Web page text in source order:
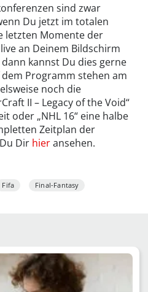
sind zwar
Du jetzt im totalen
letzten Momente der
an Deinem Bildschirm
kannst Du dies gerne
Programm stehen am
noch die
II – Legacy of the Void“
oder „NHL 16“ eine halbe
Zeitplan der
Dir hieransehen.
Fifa Final-Fantasy